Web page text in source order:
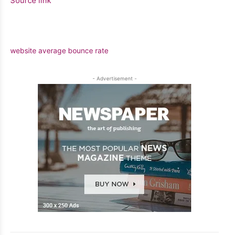
website average bounce rate
- Advertisement -